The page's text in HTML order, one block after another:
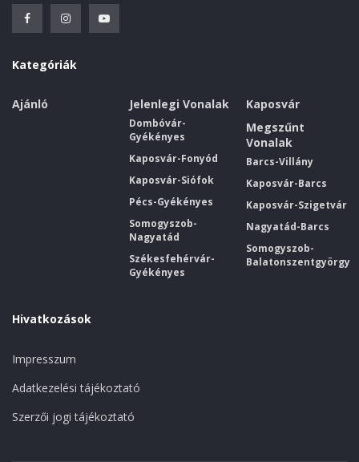
Kategóriák
Ajánló Jelenlegi Vonalak
Dombóvár-
Gyékényes
Kaposvár-Fonyód
Kaposvár-Siófok
Pécs-Gyékényes
Somogyszob-
Nagyatád
Székesfehérvár-
Gyékényes
Kaposvár
Megszűnt
Vonalak
Barcs-Villány
Kaposvár-Barcs
Kaposvár-Szigetvár
Nagyatád-Barcs
Somogyszob-
Balatonszentgyörgy
Hivatkozások
Impresszum
Adatkezelési tájékoztató
Szerzői jogi tájékoztató